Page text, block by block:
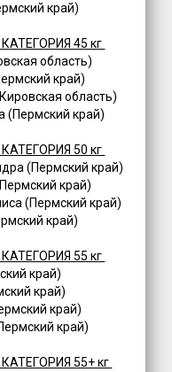
край)
45 кг
область)
край)
область)
край)
50 кг
(Пермский край)
край)
(Пермский край)
край)
55 кг
край)
край)
край)
край)
55+ кг